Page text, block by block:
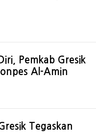
Pemkab Gresik
Al-Amin
Tegaskan